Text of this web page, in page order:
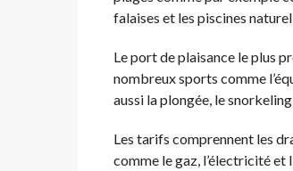
falaises et les piscines
Le port de plaisance le plus
nombreux sports comme
aussi la plongée, le
Les tarifs comprennent les
comme le gaz, l’électricité et